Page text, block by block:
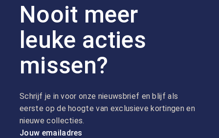
Nooit meer
leuke acties
missen?
Schrijf je in voor onze nieuwsbrief en blijf als
eerste op de hoogte van exclusieve kortingen en
nieuwe collecties.
Jouw emailadres